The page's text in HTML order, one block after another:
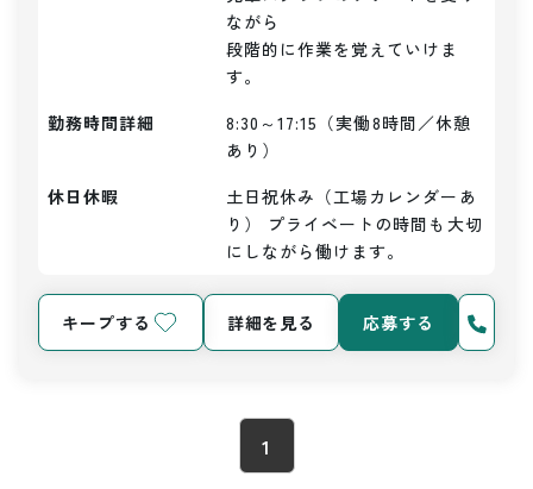
ながら
段階的に作業を覚えていけま
す。
勤務時間詳細
8:30～17:15（実働8時間／休憩
あり）
休日休暇
土日祝休み（工場カレンダーあ
り） プライベートの時間も大切
にしながら働けます。
キープする 詳細を見る 応募する
1